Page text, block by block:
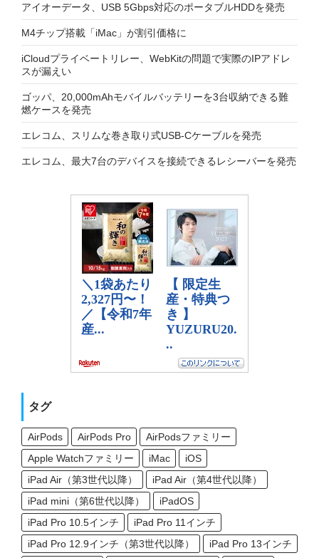
アイオーデータ、USB 5Gbps対応のポータブルHDDを発売
M4チップ搭載「iMac」が割引価格に
iCloudプライベートリレー、WebKitの問題で実際のIPアドレ
スが漏えい
ゴッパ、20,000mAhモバイルバッテリーを3台収納できる難
燃ケースを発売
エレコム、スリムな巻き取り式USB-Cケーブルを発売
エレコム、最大7台のデバイスを接続できるレシーバーを発売
タグ
AirPods AirPods Pro
AirPodsファミリー
Apple Watchファミリー
iMac
iOS
iPad Air（第3世代以降）
iPad Air（第4世代以降）
iPad mini（第6世代以降）
iPadOS
iPad Pro 10.5インチ
iPad Pro 11インチ
iPad Pro 12.9インチ（第3世代以降）
iPad Pro 13インチ